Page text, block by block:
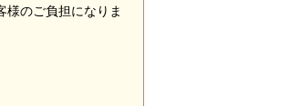
様のご負担になりま